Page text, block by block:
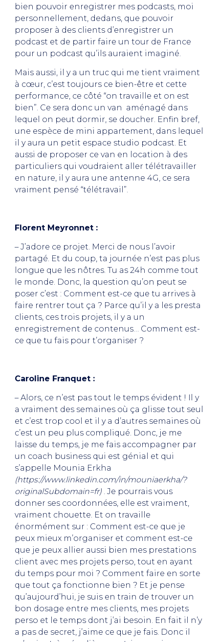
bien pouvoir enregistrer mes podcasts, moi
personnellement, dedans, que pouvoir
proposer à des clients d’enregistrer un
podcast et de partir faire un tour de France
pour un podcast qu’ils auraient imaginé.
Mais aussi, il y a un truc qui me tient vraiment
à cœur, c’est toujours ce bien-être et cette
performance, ce côté “on travaille et on est
bien”. Ce sera donc un van aménagé dans
lequel on peut dormir, se doucher. Enfin bref,
une espèce de mini appartement, dans lequel
il y aura un petit espace studio podcast. Et
aussi de proposer ce van en location à des
particuliers qui voudraient aller télétravailler
en nature, il y aura une antenne 4G, ce sera
vraiment pensé “télétravail”.
Florent Meyronnet :
– J’adore ce projet. Merci de nous l’avoir
partagé. Et du coup, ta journée n’est pas plus
longue que les nôtres. Tu as 24h comme tout
le monde. Donc, la question qu’on peut se
poser c’est : Comment est-ce que tu arrives à
faire rentrer tout ça ? Parce qu’il y a les presta
clients, ces trois projets, il y a un
enregistrement de contenus… Comment est-
ce que tu fais pour t’organiser ?
Caroline Franquet :
– Alors, ce n’est pas tout le temps évident ! Il y
a vraiment des semaines où ça glisse tout seul
et c’est trop cool et il y a d’autres semaines où
c’est un peu plus compliqué. Donc, je me
laisse du temps, je me fais accompagner par
un coach business qui est génial et qui
s’appelle Mounia Erkha
(https://www.linkedin.com/in/mouniaerkha/?
originalSubdomain=fr) . Je pourrais vous
donner ses coordonnées, elle est vraiment,
vraiment chouette. Et on travaille
énormément sur : Comment est-ce que je
peux mieux m’organiser et comment est-ce
que je peux allier aussi bien mes prestations
client avec mes projets perso, tout en ayant
du temps pour moi ? Comment faire en sorte
que tout ça fonctionne bien ? Et je pense
qu’aujourd’hui, je suis en train de trouver un
bon dosage entre mes clients, mes projets
perso et le temps dont j’ai besoin. En fait il n’y
a pas de secret, j’aime ce que je fais. Donc il